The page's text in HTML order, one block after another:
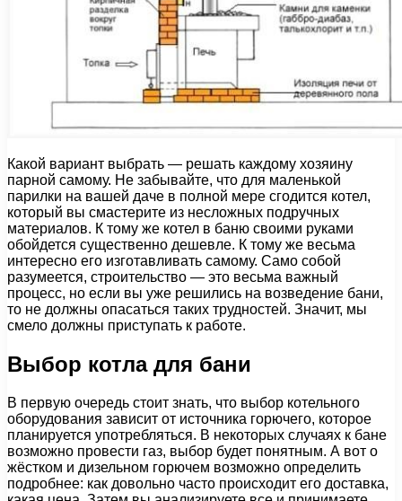
Какой вариант выбрать — решать каждому хозяину
парной самому. Не забывайте, что для маленькой
парилки на вашей даче в полной мере сгодится котел,
который вы смастерите из несложных подручных
материалов. К тому же котел в баню своими руками
обойдется существенно дешевле. К тому же весьма
интересно его изготавливать самому. Само собой
разумеется, строительство — это весьма важный
процесс, но если вы уже решились на возведение бани,
то не должны опасаться таких трудностей. Значит, мы
смело должны приступать к работе.
Выбор котла для бани
В первую очередь стоит знать, что выбор котельного
оборудования зависит от источника горючего, которое
планируется употребляться. В некоторых случаях к бане
возможно провести газ, выбор будет понятным. А вот о
жёстком и дизельном горючем возможно определить
подробнее: как довольно часто происходит его доставка,